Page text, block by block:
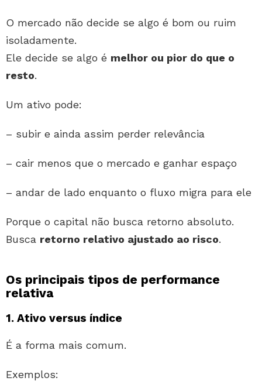
O mercado não decide se algo é bom ou ruim
isoladamente.
Ele decide se algo é melhor ou pior do que o
resto.
Um ativo pode:
– subir e ainda assim perder relevância
– cair menos que o mercado e ganhar espaço
– andar de lado enquanto o fluxo migra para ele
Porque o capital não busca retorno absoluto.
Busca retorno relativo ajustado ao risco.
Os principais tipos de performance
relativa
1. Ativo versus índice
É a forma mais comum.
Exemplos: